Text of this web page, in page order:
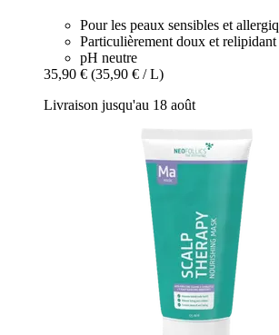
Pour les peaux sensibles et
Particulièrement doux et relipidant
pH neutre
35,90 € (35,90 € / L)
Livraison jusqu'au 18 août